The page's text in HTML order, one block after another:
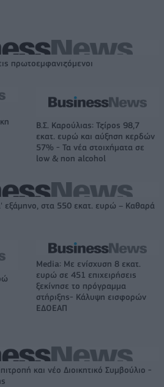
πρωτοεμφανιζόμενοι
Β.Σ. Καρούλιας: Τζίρος 98,7
εκατ. ευρώ και αύξηση κερδών
57% - Τα νέα στοιχήματα σε
low & non alcohol
εξάμηνο, στα 550 εκατ. ευρώ – Καθαρά
Media: Με ενίσχυση 8 εκατ.
ευρώ σε 451 επιχειρήσεις
ξεκίνησε το πρόγραμμα
στήριξης- Κάλυψη εισφορών
ΕΔΟΕΑΠ
και νέο Διοικητικό Συμβούλιο -